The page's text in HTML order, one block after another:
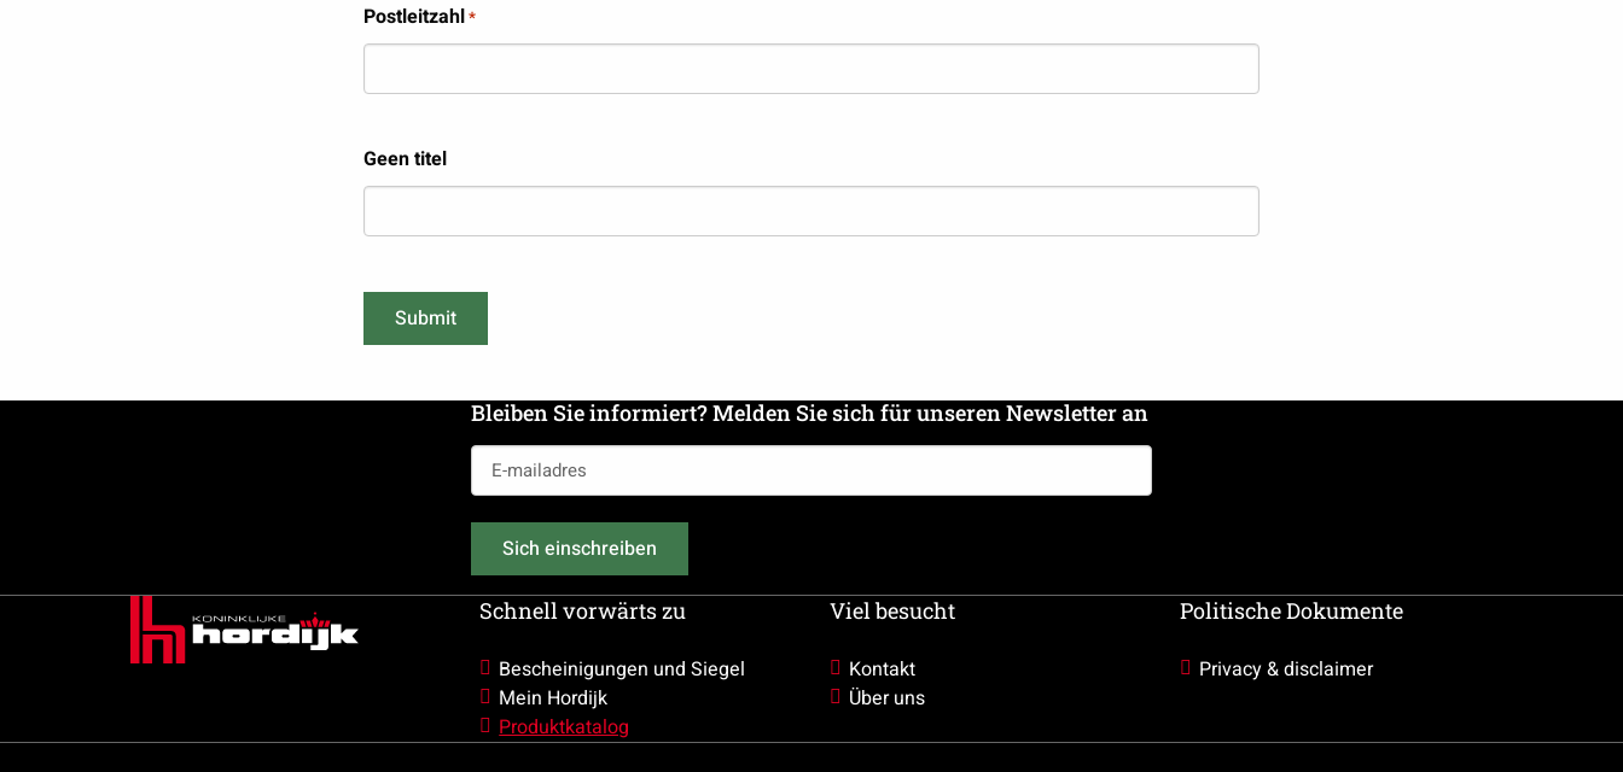
Postleitzahl*
Geen titel
Submit
Bleiben Sie informiert? Melden Sie sich für unseren Newsletter an
mailadres
(erforderlich)
Sich einschreiben
Schnell vorwärts zu
Bescheinigungen und Siegel
Mein Hordijk
Produktkatalog
Viel besucht
Kontakt
Über uns
Politische Dokumente
Privacy & disclaimer